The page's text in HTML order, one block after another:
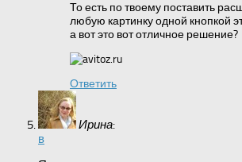
То есть по твоему поставить
любую картинку одной кнопкой
а вот это вот отличное решение?
Ответить
Ирина:
в